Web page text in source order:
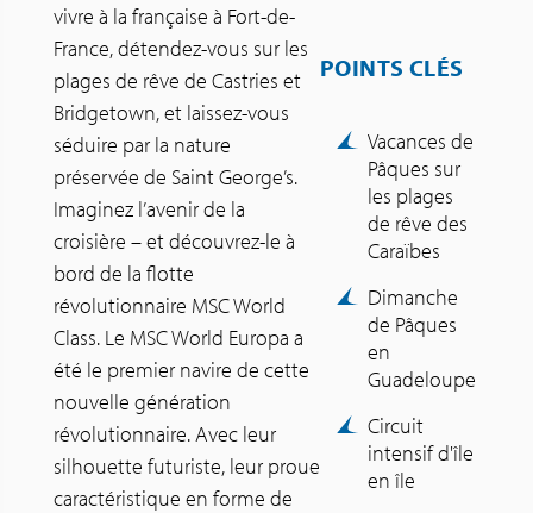
vivre à la française à Fort-de-
France, détendez-vous sur les
plages de rêve de Castries et
Bridgetown, et laissez-vous
séduire par la nature
préservée de Saint George’s.
Imaginez l’avenir de la
croisière – et découvrez-le à
bord de la flotte
révolutionnaire MSC World
Class. Le MSC World Europa a
été le premier navire de cette
nouvelle génération
révolutionnaire. Avec leur
silhouette futuriste, leur proue
caractéristique en forme de
POINTS CLÉS
Vacances de
Pâques sur
les plages
de rêve des
Caraïbes
Dimanche
de Pâques
en
Guadeloupe
Circuit
intensif d'île
en île